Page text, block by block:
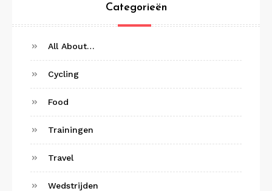
Categorieën
All About…
Cycling
Food
Trainingen
Travel
Wedstrijden